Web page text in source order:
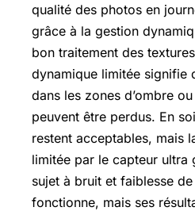
qualité des photos en
grâce à la gestion
bon traitement des
dynamique limitée signifie
dans les zones d’ombre
peuvent être perdus. En
restent acceptables, mais
limitée par le capteur ultra
sujet à bruit et faiblesse
fonctionne, mais ses